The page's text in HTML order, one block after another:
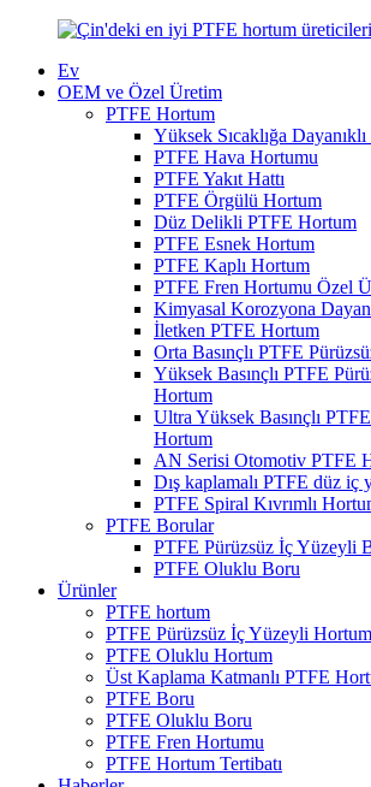
Ev
OEM ve Özel Üretim
PTFE Hortum
Yüksek Sıcaklığa
PTFE Hava Hortumu
PTFE Yakıt Hattı
PTFE Örgülü Hortum
Düz Delikli PTFE Hortum
PTFE Esnek Hortum
PTFE Kaplı Hortum
PTFE Fren Hortumu Özel
Kimyasal Korozyona
İletken PTFE Hortum
Orta Basınçlı PTFE
Yüksek Basınçlı PTFE
Hortum
Ultra Yüksek Basınçlı
Hortum
AN Serisi Otomotiv PTFE
Dış kaplamalı PTFE düz iç
PTFE Spiral Kıvrımlı
PTFE Borular
PTFE Pürüzsüz İç Yüzeyli
PTFE Oluklu Boru
Ürünler
PTFE hortum
PTFE Pürüzsüz İç Yüzeyli Hortum
PTFE Oluklu Hortum
Üst Kaplama Katmanlı PTFE
PTFE Boru
PTFE Oluklu Boru
PTFE Fren Hortumu
PTFE Hortum Tertibatı